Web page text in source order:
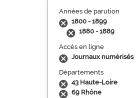
Années de parution
1800 - 1899
1880 - 1889
Accès en ligne
Journaux numérisés
Départements
43 Haute-Loire
69 Rhône